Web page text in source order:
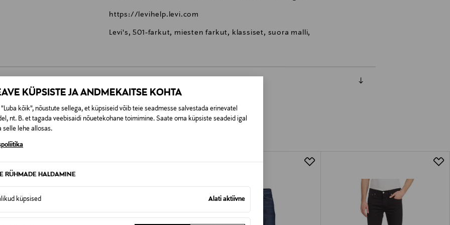
KÜPSISTE JA ANDMEKAITSE KOHTA
kõik", nõustute sellega, et küpsiseid võib teie seadmesse salvestada erinevatel
nt. B. et tagada veebisaidi nõuetekohane toimimine. Saate oma küpsiste seadeid igal
selle lehe allosas.
RÜHMADE HALDAMINE
küpsised Alati aktiivne
https://levihelp.levi.com
Levi's, 501-farkut, miesten farkut, klassiset, suora malli,
0,00 €
KA